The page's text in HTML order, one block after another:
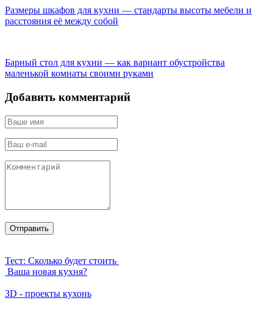
Размеры шкафов для кухни — стандарты высоты мебели и
расстояния её между собой
Барный стол для кухни — как вариант обустройства
маленькой комнаты своими руками
Добавить комментарий
Тест: Сколько будет стоить
Ваша новая кухня?
ЗD - проекты кухонь